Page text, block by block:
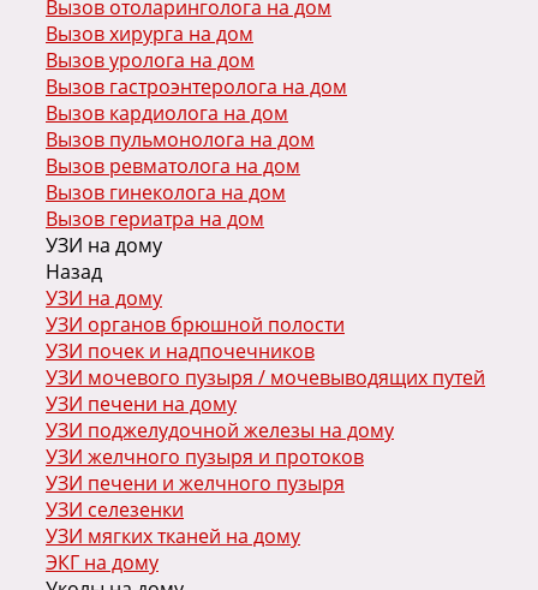
Вызов отоларинголога на дом
Вызов хирурга на дом
Вызов уролога на дом
Вызов гастроэнтеролога на дом
Вызов кардиолога на дом
Вызов пульмонолога на дом
Вызов ревматолога на дом
Вызов гинеколога на дом
Вызов гериатра на дом
УЗИ на дому
Назад
УЗИ на дому
УЗИ органов брюшной полости
УЗИ почек и надпочечников
УЗИ мочевого пузыря / мочевыводящих путей
УЗИ печени на дому
УЗИ поджелудочной железы на дому
УЗИ желчного пузыря и протоков
УЗИ печени и желчного пузыря
УЗИ селезенки
УЗИ мягких тканей на дому
ЭКГ на дому